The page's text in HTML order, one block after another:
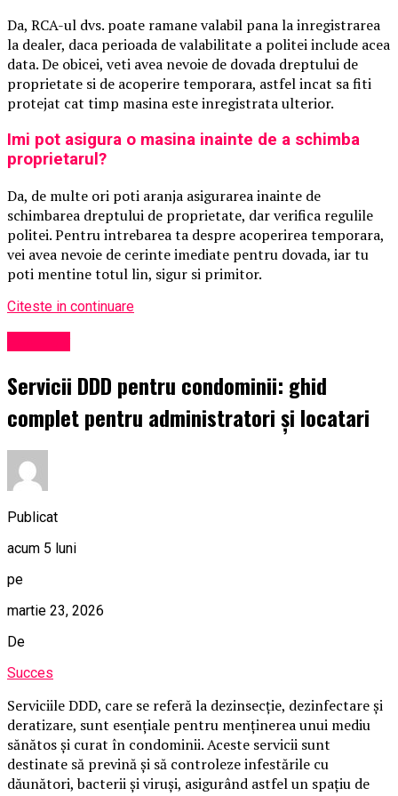
Da, RCA-ul dvs. poate ramane valabil pana la inregistrarea
la dealer, daca perioada de valabilitate a politei include acea
data. De obicei, veti avea nevoie de dovada dreptului de
proprietate si de acoperire temporara, astfel incat sa fiti
protejat cat timp masina este inregistrata ulterior.
Imi pot asigura o masina inainte de a schimba
proprietarul?
Da, de multe ori poti aranja asigurarea inainte de
schimbarea dreptului de proprietate, dar verifica regulile
politei. Pentru intrebarea ta despre acoperirea temporara,
vei avea nevoie de cerinte imediate pentru dovada, iar tu
poti mentine totul lin, sigur si primitor.
Citeste in continuare
Servicii DDD pentru condominii: ghid
complet pentru administratori și locatari
Publicat
acum 5 luni
pe
martie 23, 2026
De
Succes
Serviciile DDD, care se referă la dezinsecție, dezinfectare și
deratizare, sunt esențiale pentru menținerea unui mediu
sănătos și curat în condominii. Aceste servicii sunt
destinate să prevină și să controleze infestările cu
dăunători, bacterii și viruși, asigurând astfel un spațiu de